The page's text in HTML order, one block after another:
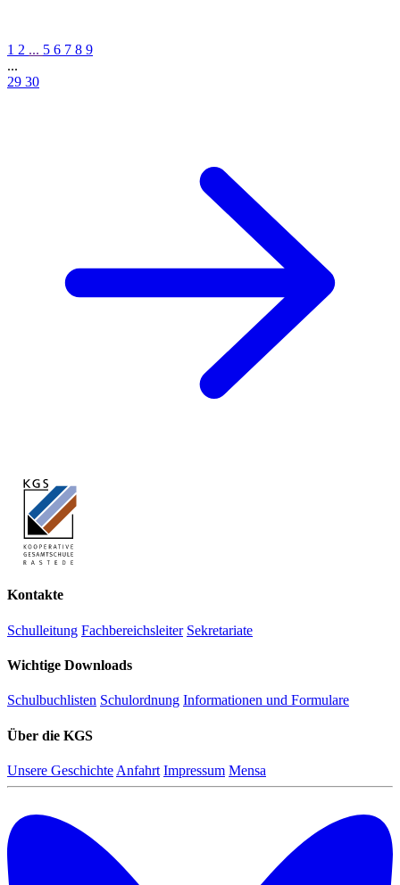
1 2 ... 5 6 7 8 9
...
29 30
Kontakte
Schulleitung Fachbereichsleiter Sekretariate
Wichtige Downloads
Schulbuchlisten Schulordnung Informationen und Formulare
Über die KGS
Unsere Geschichte Anfahrt Impressum Mensa